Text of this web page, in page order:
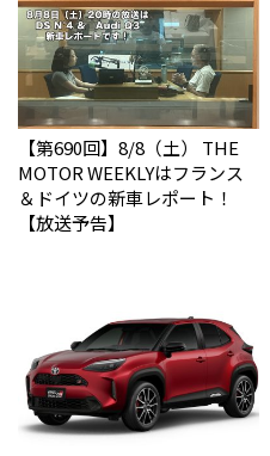
【第690回】8/8（土） THE
MOTOR WEEKLYはフランス
＆ドイツの新車レポート！
【放送予告】